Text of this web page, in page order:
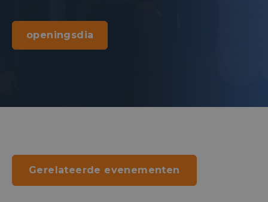
openingsdia
Gerelateerde evenementen